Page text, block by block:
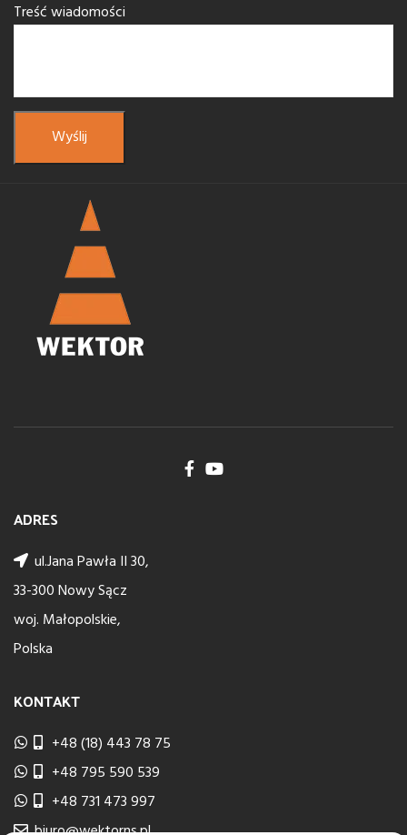
Treść wiadomości
ADRES
ul.Jana Pawła II 30,
33-300 Nowy Sącz
woj. Małopolskie,
Polska
KONTAKT
+48 (18) 443 78 75
+48 795 590 539
+48 731 473 997